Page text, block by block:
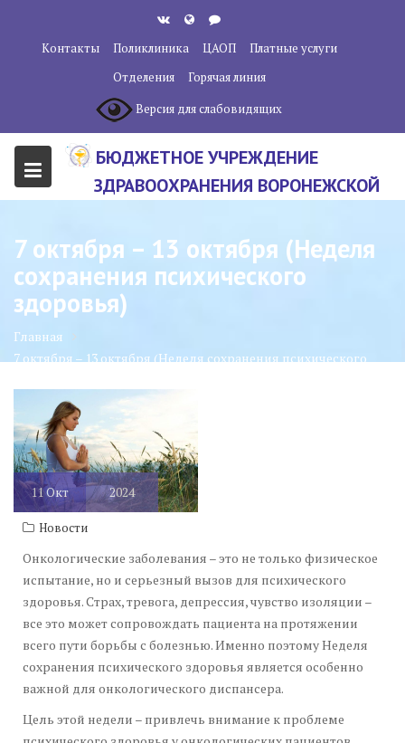
содержанию
Контакты Поликлиника ЦАОП
Платные услуги
Отделения
Горячая линия
Версия для слабовидящих
БЮДЖЕТНОЕ УЧРЕЖДЕНИЕ
ЗДРАВООХРАНЕНИЯ ВОРОНЕЖСКОЙ
ОБЛАСТНОЙ НАУЧНО-
КЛИНИЧЕСКИЙ ОНКОЛОГИЧЕСКИЙ
ЦЕНТР"
7 октября – 13 октября (Неделя
сохранения психического
здоровья)
Главная
7 октября – 13 октября (Неделя сохранения психического
11Окт 2024
Новости
Онкологические заболевания – это не только физическое
испытание, но и серьезный вызов для психического
здоровья. Страх, тревога, депрессия, чувство изоляции –
все это может сопровождать пациента на протяжении
всего пути борьбы с болезнью. Именно поэтому Неделя
сохранения психического здоровья является особенно
важной для онкологического диспансера.
Цель этой недели – привлечь внимание к проблеме